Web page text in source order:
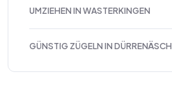
UMZIEHEN IN WASTERKINGEN
GÜNSTIG ZÜGELN IN DÜRRENÄSCH